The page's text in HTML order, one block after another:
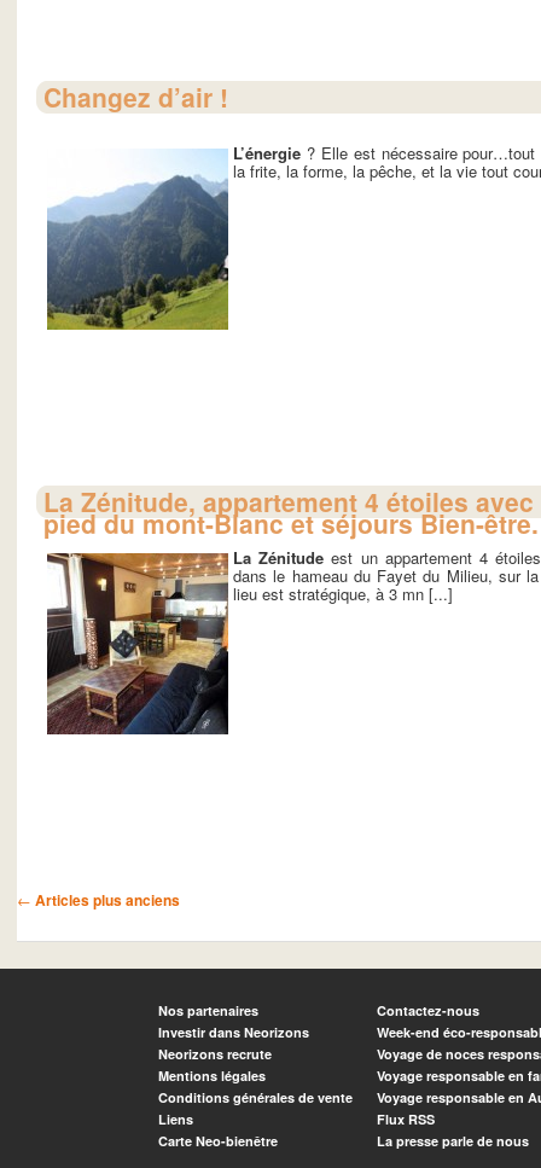
Changez d’air !
L’énergie ? Elle est nécessaire
la frite, la forme, la pêche, et la vie tout
La Zénitude, appartement 4 étoiles
pied du mont-Blanc et séjours Bien-être.
La Zénitude est un appartement 4
dans le hameau du Fayet du Milieu, sur
lieu est stratégique, à 3 mn [...]
Navigation des articles
← Articles plus anciens
Nos partenaires
Investir dans Neorizons
Neorizons recrute
Mentions légales
Conditions générales de vente
Liens
Carte Neo-bienêtre
Contactez-nous
Week-end éco-
Voyage de noces
Voyage responsable en
Voyage responsable en
Flux RSS
La presse parle de nous